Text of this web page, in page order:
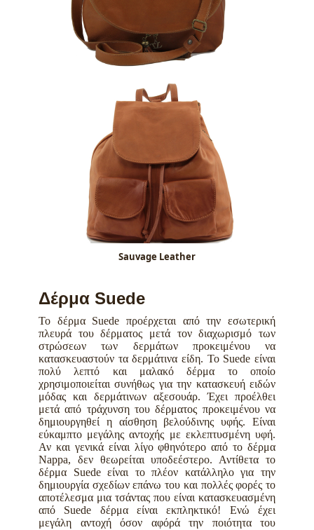
Sauvage Leather
Δέρμα Suede
Το δέρμα Suede προέρχεται από την εσωτερική
πλευρά του δέρματος μετά τον διαχωρισμό των
στρώσεων των δερμάτων προκειμένου να
κατασκευαστούν τα δερμάτινα είδη. Το Suede είναι
πολύ λεπτό και μαλακό δέρμα το οποίο
χρησιμοποιείται συνήθως για την κατασκευή ειδών
μόδας και δερμάτινων αξεσουάρ. Έχει προέλθει
μετά από τράχυνση του δέρματος προκειμένου να
δημιουργηθεί η αίσθηση βελούδινης υφής. Είναι
εύκαμπτο μεγάλης αντοχής με εκλεπτυσμένη υφή.
Αν και γενικά είναι λίγο φθηνότερο από το δέρμα
Nappa, δεν θεωρείται υποδεέστερο. Αντίθετα το
δέρμα Suede είναι το πλέον κατάλληλο για την
δημιουργία σχεδίων επάνω του και πολλές φορές το
αποτέλεσμα μια τσάντας που είναι κατασκευασμένη
από Suede δέρμα είναι εκπληκτικό! Ενώ έχει
μεγάλη αντοχή όσον αφόρά την ποιότητα του